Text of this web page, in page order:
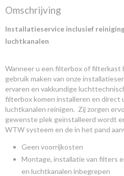
Omschrijving
Installatieservice inclusief
luchtkanalen
Wanneer u een filterbox of filterkast
gebruik maken van onze
ervaren en vakkundige
filterbox komen installeren en direct
luchtkanalen reinigen. Zij zorgen
gewenste plek geïnstalleerd wordt
WTW systeem en de in het pand
Geen voorrijkosten
Montage, installatie van filters
en luchtkanalen inbegrepen